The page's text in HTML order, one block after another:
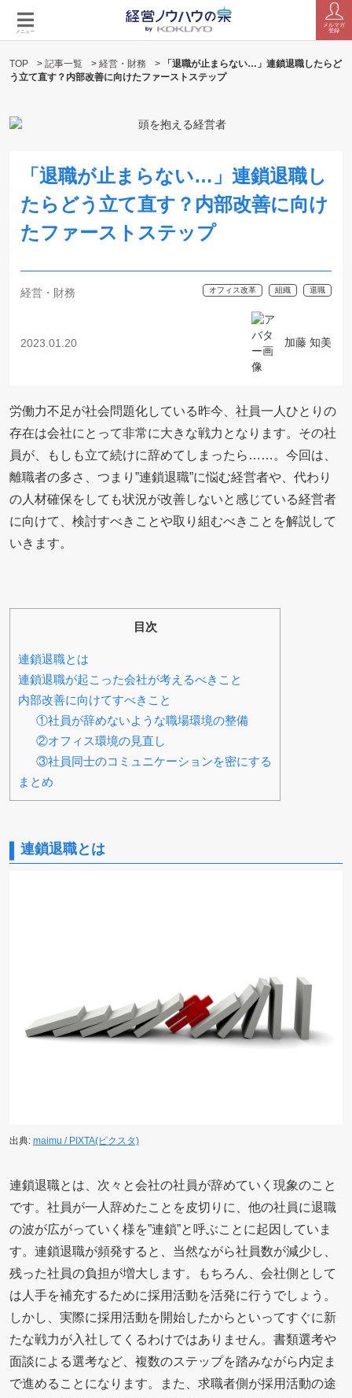
メニュー
メルマガ
登録
TOP > 記事一覧 > 経営・財務 >
「退職が止まらない…」連鎖退職したらど
う立て直す？内部改善に向けたファーストステップ
「退職が止まらない…」連鎖退職し
たらどう立て直す？内部改善に向け
たファーストステップ
経営・財務 オフィス改革 組織 退職
2023.01.20 加藤 知美
労働力不足が社会問題化している昨今、社員一人ひとりの
存在は会社にとって非常に大きな戦力となります。その社
員が、もしも立て続けに辞めてしまったら……。今回は、
離職者の多さ、つまり”連鎖退職”に悩む経営者や、代わり
の人材確保をしても状況が改善しないと感じている経営者
に向けて、検討すべきことや取り組むべきことを解説して
いきます。
目次
連鎖退職とは
連鎖退職が起こった会社が考えるべきこと
内部改善に向けてすべきこと
①社員が辞めないような職場環境の整備
②オフィス環境の見直し
③社員同士のコミュニケーションを密にする
まとめ
連鎖退職とは
出典: maimu / PIXTA(ピクスタ)
連鎖退職とは、次々と会社の社員が辞めていく現象のこと
です。社員が一人辞めたことを皮切りに、他の社員に退職
の波が広がっていく様を”連鎖”と呼ぶことに起因していま
す。連鎖退職が頻発すると、当然ながら社員数が減少し、
残った社員の負担が増大します。もちろん、会社側として
は人手を補充するために採用活動を活発に行うでしょう。
しかし、実際に採用活動を開始したからといってすぐに新
たな戦力が入社してくるわけではありません。書類選考や
面談による選考など、複数のステップを踏みながら内定ま
で進めることになります。また、求職者側が採用活動の途